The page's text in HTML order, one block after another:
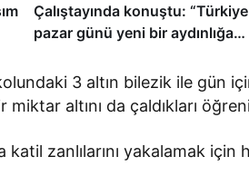
Çalıştayında konuştu: “Türkiye
pazar günü yeni bir aydınlığa
3 altın bilezik ile gün
miktar altını da çaldıkları
zanlılarını yakalamak için